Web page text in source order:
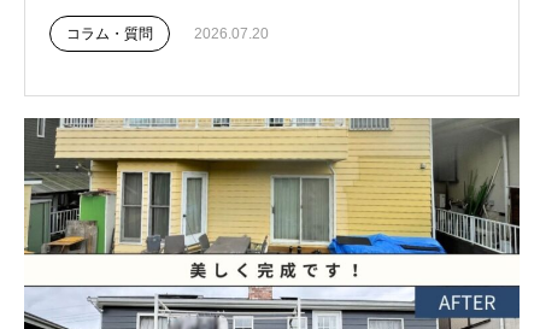
コラム・質問 2026.07.20